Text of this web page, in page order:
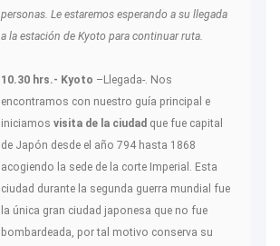
personas. Le estaremos esperando a su llegada
a la estación de Kyoto para continuar ruta.
10.30 hrs.- Kyoto –Llegada-. Nos
encontramos con nuestro guía principal e
iniciamos visita de la ciudad que fue capital
de Japón desde el año 794 hasta 1868
acogiendo la sede de la corte Imperial. Esta
ciudad durante la segunda guerra mundial fue
la única gran ciudad japonesa que no fue
bombardeada, por tal motivo conserva su